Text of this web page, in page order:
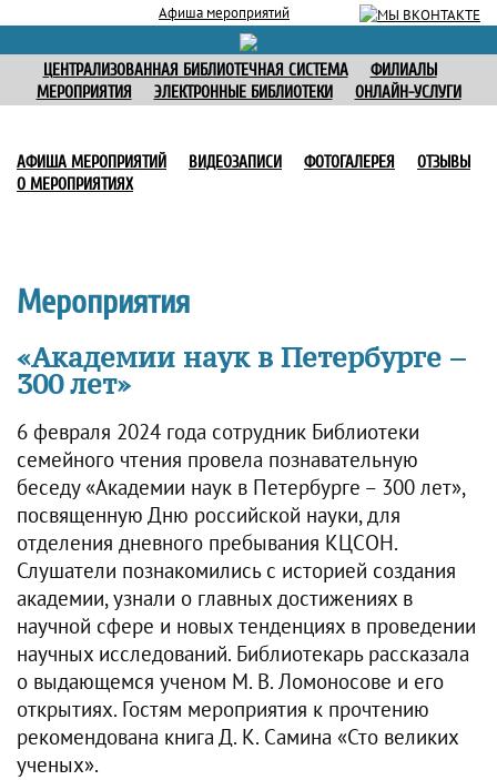
Афиша мероприятий
ЦЕНТРАЛИЗОВАННАЯ БИБЛИОТЕЧНАЯ СИСТЕМА
ФИЛИАЛЫ
МЕРОПРИЯТИЯ
ЭЛЕКТРОННЫЕ БИБЛИОТЕКИ ОНЛАЙН-УСЛУГИ
АФИША МЕРОПРИЯТИЙ ВИДЕОЗАПИСИ ФОТОГАЛЕРЕЯ
ОТЗЫВЫ
О МЕРОПРИЯТИЯХ
Мероприятия
«Академии наук в Петербурге –
300 лет»
6 февраля 2024 года сотрудник Библиотеки
семейного чтения провела познавательную
беседу «Академии наук в Петербурге – 300 лет»,
посвященную Дню российской науки, для
отделения дневного пребывания КЦСОН.
Слушатели познакомились с историей создания
академии, узнали о главных достижениях в
научной сфере и новых тенденциях в проведении
научных исследований. Библиотекарь рассказала
о выдающемся ученом М. В. Ломоносове и его
открытиях. Гостям мероприятия к прочтению
рекомендована книга Д. К. Самина «Сто великих
ученых».